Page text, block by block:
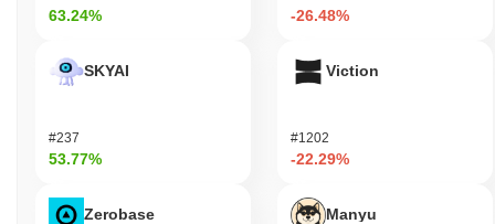
63.24%
SKYAI
#237
53.77%
Zerobase
-26.48%
Viction
#1202
-22.29%
Manyu